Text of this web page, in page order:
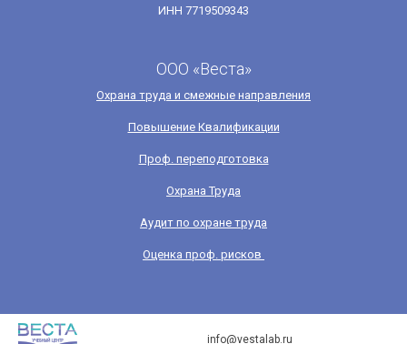
ИНН 7719509343
ООО «Веста»
Охрана труда и смежные направления
Повышение Квалификации
Проф. переподготовка
Охрана Труда
Аудит по охране труда
Оценка проф. рисков
info@vestalab.ru